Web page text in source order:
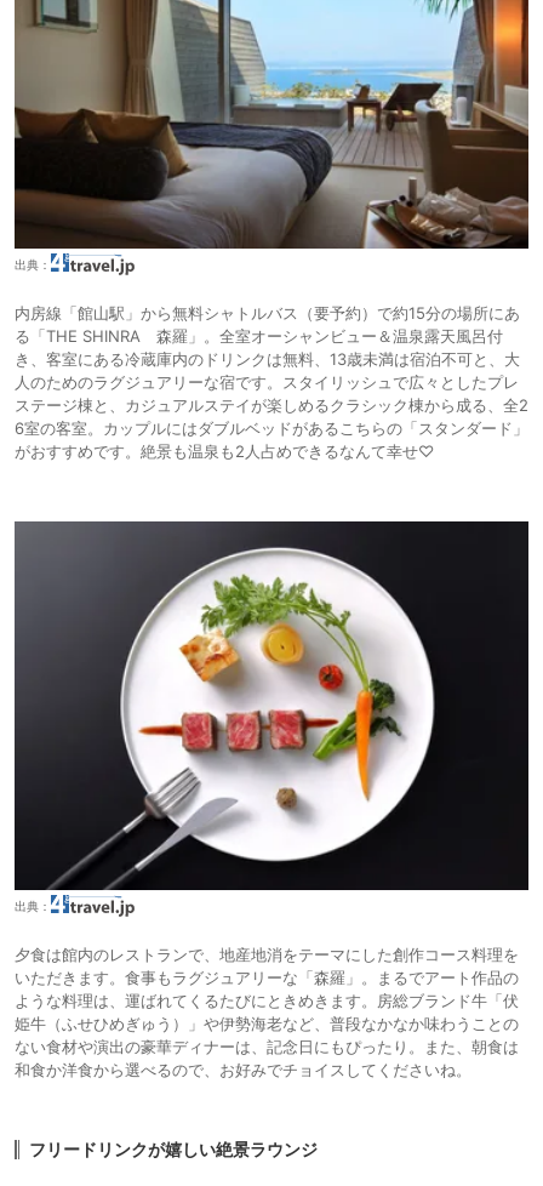
出典：
内房線「館山駅」から無料シャトルバス（要予約）で約15分の場所にあ
る「THE SHINRA 森羅」。全室オーシャンビュー＆温泉露天風呂付
き、客室にある冷蔵庫内のドリンクは無料、13歳未満は宿泊不可と、大
人のためのラグジュアリーな宿です。スタイリッシュで広々としたプレ
ステージ棟と、カジュアルステイが楽しめるクラシック棟から成る、全2
6室の客室。カップルにはダブルベッドがあるこちらの「スタンダード」
がおすすめです。絶景も温泉も2人占めできるなんて幸せ♡
出典：
夕食は館内のレストランで、地産地消をテーマにした創作コース料理を
いただきます。食事もラグジュアリーな「森羅」。まるでアート作品の
ような料理は、運ばれてくるたびにときめきます。房総ブランド牛「伏
姫牛（ふせひめぎゅう）」や伊勢海老など、普段なかなか味わうことの
ない食材や演出の豪華ディナーは、記念日にもぴったり。また、朝食は
和食か洋食から選べるので、お好みでチョイスしてくださいね。
フリードリンクが嬉しい絶景ラウンジ